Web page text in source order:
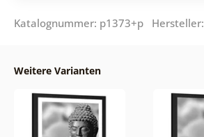
Katalognummer: p1373+p Hersteller:
Weitere Varianten